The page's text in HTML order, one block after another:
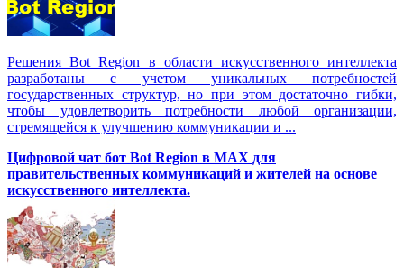
Решения Вot Region в области искусственного интеллекта
разработаны с учетом уникальных потребностей
государственных структур, но при этом достаточно гибки,
чтобы удовлетворить потребности любой организации,
стремящейся к улучшению коммуникации и ...
Цифровой чат бот Вot Region в MAX для
правительственных коммуникаций и жителей на основе
искусственного интеллекта.